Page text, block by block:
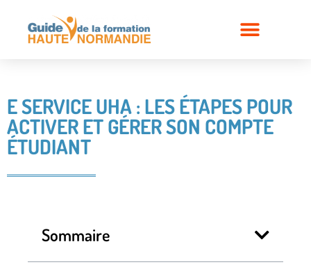
E SERVICE UHA : LES ÉTAPES POUR
ACTIVER ET GÉRER SON COMPTE
ÉTUDIANT
Sommaire